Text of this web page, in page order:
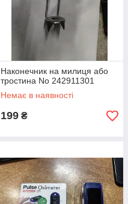
Наконечник на милиця або
тростина No 242911301
Немає в наявності
199 ₴